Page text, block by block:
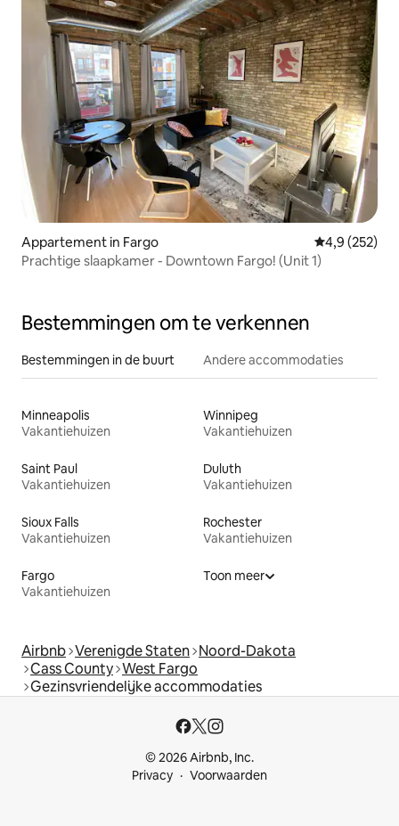
Appartement in Fargo Gemiddelde
4,9 (252)
Prachtige slaapkamer - Downtown Fargo! (Unit 1)
Bestemmingen om te verkennen
Bestemmingen in de buurt Andere accommodaties
Minneapolis
Vakantiehuizen
Winnipeg
Vakantiehuizen
Saint Paul
Vakantiehuizen
Duluth
Vakantiehuizen
Sioux Falls
Vakantiehuizen
Rochester
Vakantiehuizen
Fargo
Vakantiehuizen
Toon meer
Airbnb Verenigde Staten Noord-Dakota
Cass County West Fargo
Gezinsvriendelijke accommodaties
© 2026 Airbnb, Inc.
Privacy
Voorwaarden